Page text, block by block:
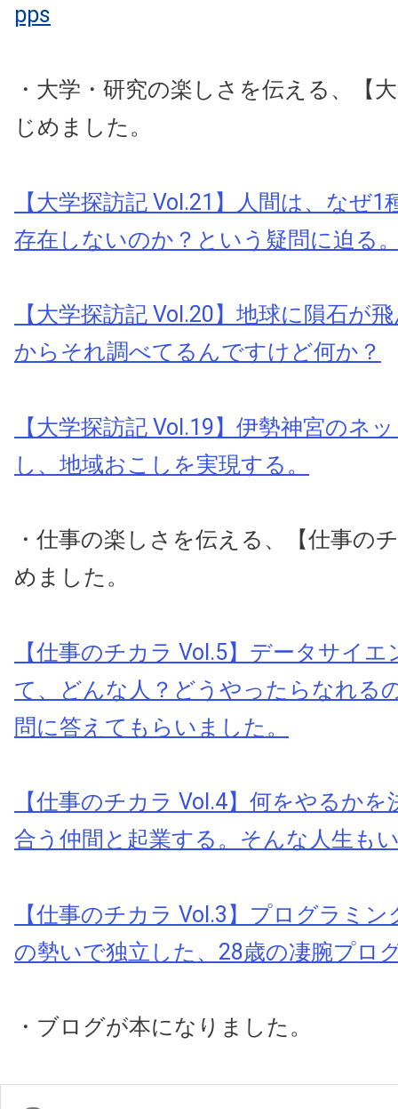
pps
・大学・研究の楽しさを伝える、【
じめました。
【大学探訪記 Vol.21】人間は、なぜ
存在しないのか？という疑問に迫る
【大学探訪記 Vol.20】地球に隕石が
からそれ調べてるんですけど何か？
【大学探訪記 Vol.19】伊勢神宮のネ
し、地域おこしを実現する。
・仕事の楽しさを伝える、【仕事の
めました。
【仕事のチカラ Vol.5】データサイ
て、どんな人？どうやったらなれ
問に答えてもらいました。
【仕事のチカラ Vol.4】何をやるか
合う仲間と起業する。そんな人生も
【仕事のチカラ Vol.3】プログラミ
の勢いで独立した、28歳の凄腕プロ
・ブログが本になりました。